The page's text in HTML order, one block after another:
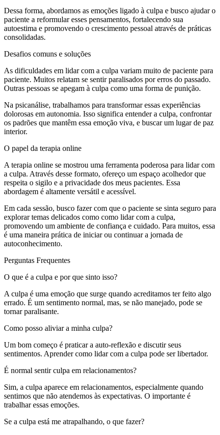
Dessa forma, abordamos as emoções ligado à culpa e busco ajudar o
paciente a reformular esses pensamentos, fortalecendo sua
autoestima e promovendo o crescimento pessoal através de práticas
consolidadas.
Desafios comuns e soluções
As dificuldades em lidar com a culpa variam muito de paciente para
paciente. Muitos relatam se sentir paralisados por erros do passado.
Outras pessoas se apegam à culpa como uma forma de punição.
Na psicanálise, trabalhamos para transformar essas experiências
dolorosas em autonomia. Isso significa entender a culpa, confrontar
os padrões que mantêm essa emoção viva, e buscar um lugar de paz
interior.
O papel da terapia online
A terapia online se mostrou uma ferramenta poderosa para lidar com
a culpa. Através desse formato, ofereço um espaço acolhedor que
respeita o sigilo e a privacidade dos meus pacientes. Essa
abordagem é altamente versátil e acessível.
Em cada sessão, busco fazer com que o paciente se sinta seguro para
explorar temas delicados como como lidar com a culpa,
promovendo um ambiente de confiança e cuidado. Para muitos, essa
é uma maneira prática de iniciar ou continuar a jornada de
autoconhecimento.
Perguntas Frequentes
O que é a culpa e por que sinto isso?
A culpa é uma emoção que surge quando acreditamos ter feito algo
errado. É um sentimento normal, mas, se não manejado, pode se
tornar paralisante.
Como posso aliviar a minha culpa?
Um bom começo é praticar a auto-reflexão e discutir seus
sentimentos. Aprender como lidar com a culpa pode ser libertador.
É normal sentir culpa em relacionamentos?
Sim, a culpa aparece em relacionamentos, especialmente quando
sentimos que não atendemos às expectativas. O importante é
trabalhar essas emoções.
Se a culpa está me atrapalhando, o que fazer?